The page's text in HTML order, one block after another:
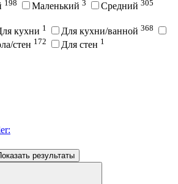
198 Маленький 3 Средний 305
кухни 1 Для кухни/ванной 368
стен 172 Для стен 1
результаты